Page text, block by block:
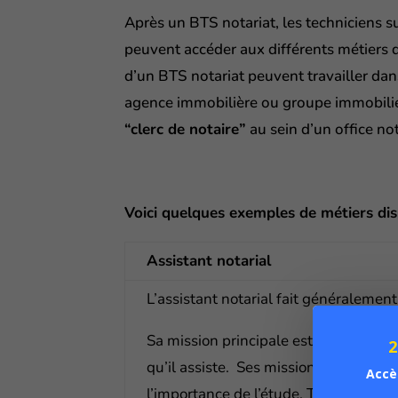
Après un BTS notariat, les techniciens
peuvent accéder aux différents
d’un BTS notariat peuvent travailler
agence immobilière ou groupe
“clerc de notaire” au sein d’un office
Voici quelques exemples de métiers
Assistant notarial
L’assistant notarial fait
Sa mission principale est l’apport
qu’il assiste. Ses missions peuvent
l’importance de l’étude. Toutefois,